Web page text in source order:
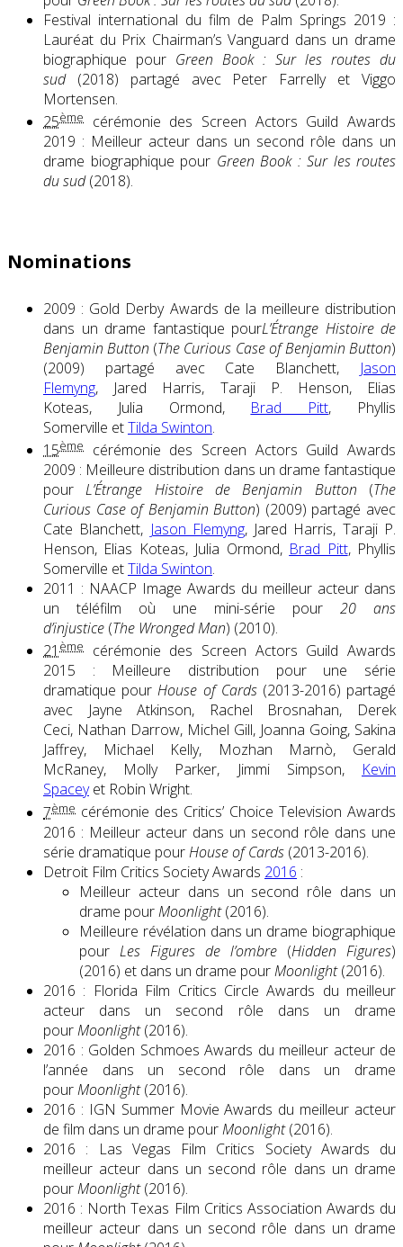
Festival international du film de Palm Springs 2019 :
Lauréat du Prix Chairman’s Vanguard dans un drame
biographique pour Green Book : Sur les routes du
sud(2018) partagé avec Peter Farrelly et Viggo
Mortensen.
25ème
cérémonie des Screen Actors Guild Awards
2019 : Meilleur acteur dans un second rôle dans un
drame biographique pour Green Book : Sur les routes
du sud(2018).
Nominations
2009 : Gold Derby Awards de la meilleure distribution
dans un drame fantastique pourL’Étrange Histoire de
Benjamin Button (The Curious Case of Benjamin Button)
(2009) partagé avec Cate Blanchett, Jason
Flemyng, Jared Harris, Taraji P. Henson, Elias
Koteas, Julia Ormond, Brad Pitt, Phyllis
Somerville etTilda Swinton.
15ème
cérémonie des Screen Actors Guild Awards
2009 : Meilleure distribution dans un drame fantastique
pourL’Étrange Histoire de Benjamin Button (The
Curious Case of Benjamin Button) (2009) partagé avec
Cate Blanchett, Jason Flemyng, Jared Harris, Taraji P.
Henson, Elias Koteas, Julia Ormond, Brad Pitt, Phyllis
Somerville etTilda Swinton.
2011 : NAACP Image Awards du meilleur acteur dans
un téléfilm où une mini-série pour 20 ans
d’injustice (The Wronged Man) (2010).
21 ème
cérémonie des Screen Actors Guild Awards
2015 : Meilleure distribution pour une série
dramatique pourHouse of Cards(2013-2016) partagé
avec Jayne Atkinson, Rachel Brosnahan, Derek
Ceci, Nathan Darrow, Michel Gill, Joanna Going, Sakina
Jaffrey, Michael Kelly, Mozhan Marnò, Gerald
McRaney, Molly Parker, Jimmi Simpson, Kevin
Spaceyet Robin Wright.
7ème cérémonie des Critics’ Choice Television Awards
2016 : Meilleur acteur dans un second rôle dans une
série dramatique pourHouse of Cards (2013-2016).
Detroit Film Critics Society Awards 2016 :
Meilleur acteur dans un second rôle dans un
drame pourMoonlight(2016).
Meilleure révélation dans un drame biographique
pour Les Figures de l’ombre (Hidden Figures)
(2016) et dans un drame pourMoonlight(2016).
2016 : Florida Film Critics Circle Awards du meilleur
acteur dans un second rôle dans un drame
pourMoonlight(2016).
2016 : Golden Schmoes Awards du meilleur acteur de
l’année dans un second rôle dans un drame
pourMoonlight(2016).
2016 : IGN Summer Movie Awards du meilleur acteur
de film dans un drame pourMoonlight(2016).
2016 : Las Vegas Film Critics Society Awards du
meilleur acteur dans un second rôle dans un drame
pourMoonlight(2016).
2016 : North Texas Film Critics Association Awards du
meilleur acteur dans un second rôle dans un drame